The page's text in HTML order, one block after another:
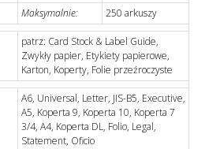
Maksymalnie:
250 arkuszy
patrz: Card Stock & Label Guide,
Zwykły papier, Etykiety papierowe,
Karton, Koperty, Folie przeźroczyste
A6, Universal, Letter, JIS-B5, Executive,
A5, Koperta 9, Koperta 10, Koperta 7
3/4, A4, Koperta DL, Folio, Legal,
Statement, Oficio